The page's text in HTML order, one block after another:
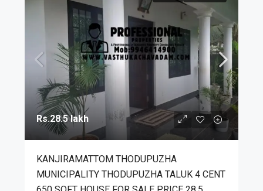
Rs.28.5 lakh
KANJIRAMATTOM THODUPUZHA
MUNICIPALITY THODUPUZHA TALUK 4 CENT